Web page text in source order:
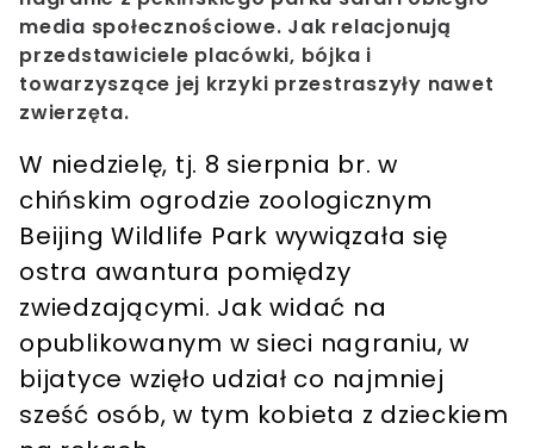
media społecznościowe. Jak relacjonują
przedstawiciele placówki, bójka i
towarzyszące jej krzyki przestraszyły nawet
zwierzęta.
W niedzielę, tj. 8 sierpnia br. w
chińskim ogrodzie zoologicznym
Beijing Wildlife Park wywiązała się
ostra awantura pomiędzy
zwiedzającymi. Jak widać na
opublikowanym w sieci nagraniu, w
bijatyce wzięło udział co najmniej
sześć osób, w tym kobieta z dzieckiem